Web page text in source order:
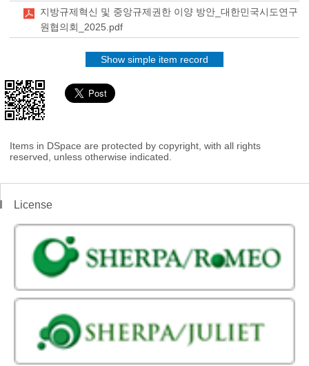
지방규제혁신 및 중앙규제권한 이양 방안_대한민국시도연구
원협의회_2025.pdf
Show simple item record
Items in DSpace are protected by copyright, with all rights
reserved, unless otherwise indicated.
License